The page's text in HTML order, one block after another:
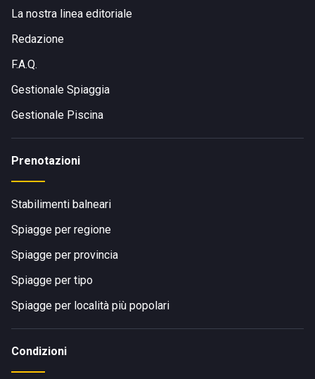
La nostra linea editoriale
Redazione
F.A.Q.
Gestionale Spiaggia
Gestionale Piscina
Prenotazioni
Stabilimenti balneari
Spiagge per regione
Spiagge per provincia
Spiagge per tipo
Spiagge per località più popolari
Condizioni